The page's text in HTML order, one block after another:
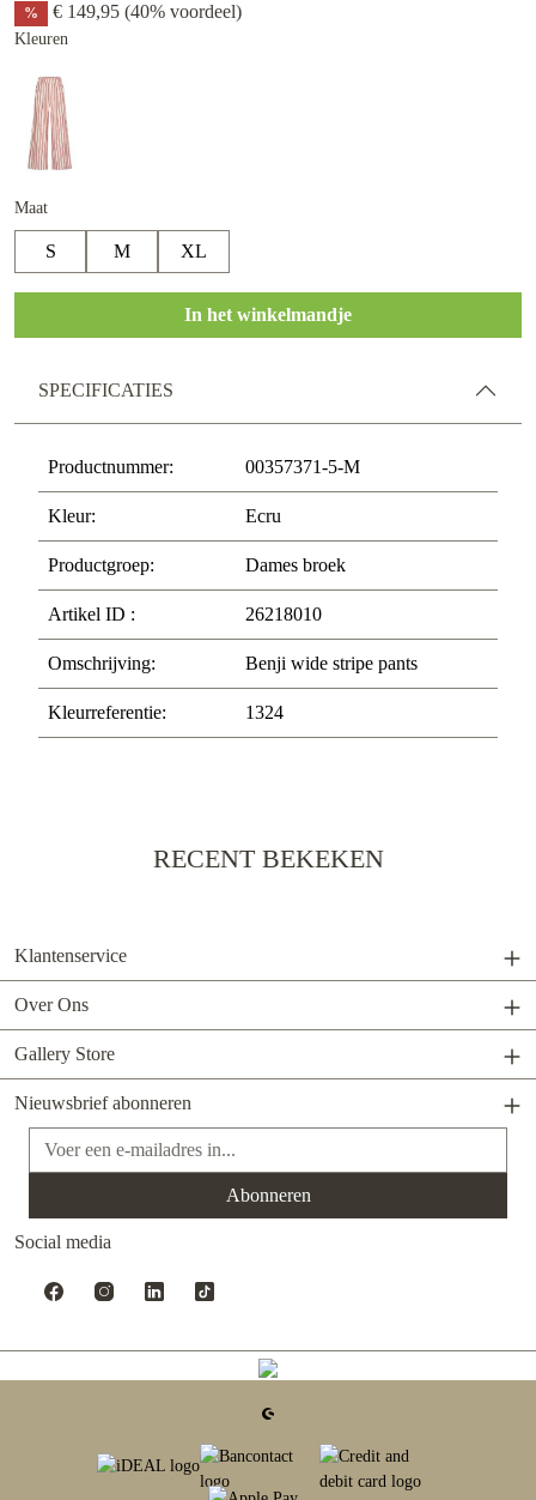
% € 149,95 (40% voordeel)
Kleuren
Maat
S M XL
In het winkelmandje
SPECIFICATIES
Productnummer: 00357371-5-M
Kleur: Ecru
Productgroep: Dames broek
Artikel ID : 26218010
Omschrijving: Benji wide stripe pants
Kleurreferentie: 1324
RECENT BEKEKEN
Klantenservice
Over Ons
Gallery Store
Nieuwsbrief abonneren
E-mailadres*
Abonneren
Social media